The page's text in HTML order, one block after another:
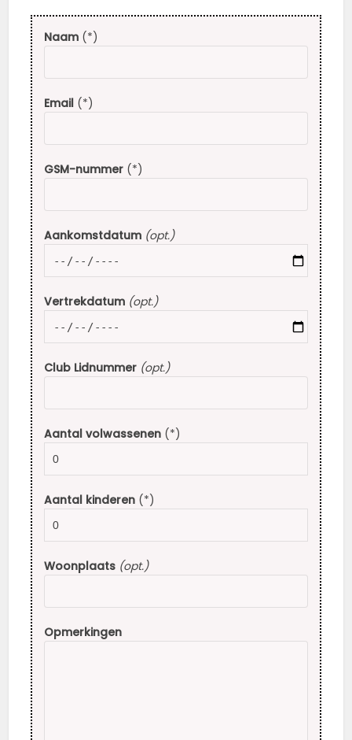
Naam(*)
Email(*)
GSM-nummer(*)
Aankomstdatum (opt.)
Vertrekdatum (opt.)
Club Lidnummer (opt.)
Aantal volwassenen(*)
Aantal kinderen(*)
Woonplaats (opt.)
Opmerkingen